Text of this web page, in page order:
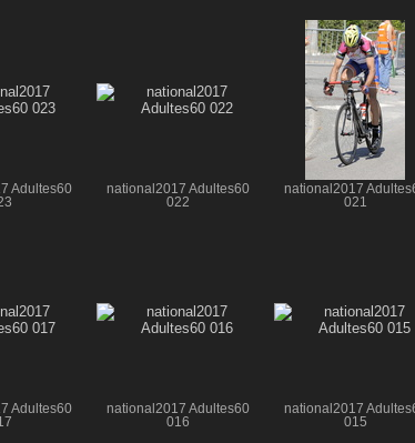
Adultes60
national2017 Adultes60
022
national2017
021
Adultes60
national2017 Adultes60
016
national2017
015